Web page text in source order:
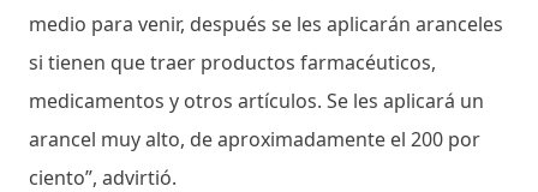
medio para venir, después se les aplicarán aranceles
si tienen que traer productos farmacéuticos,
medicamentos y otros artículos. Se les aplicará un
arancel muy alto, de aproximadamente el 200 por
ciento”, advirtió.